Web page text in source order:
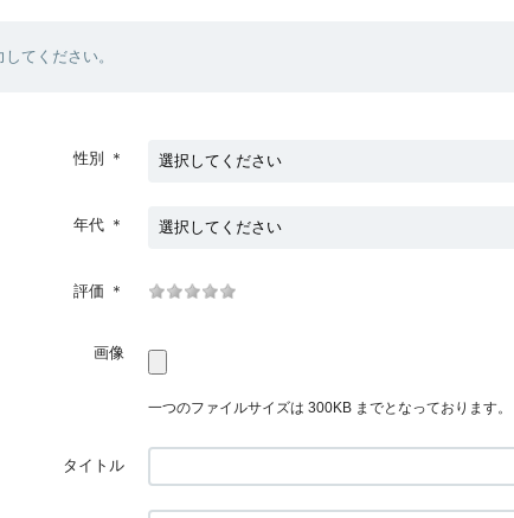
てください。
性別 ＊
年代 ＊
評価 ＊
画像
一つのファイルサイズは 300KB までとなっております。
タイトル